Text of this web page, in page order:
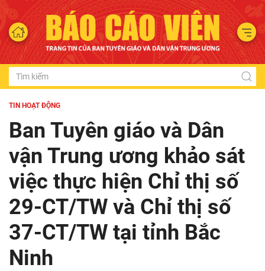
TIN HOẠT ĐỘNG
Ban Tuyên giáo và Dân
vận Trung ương khảo sát
việc thực hiện Chỉ thị số
29-CT/TW và Chỉ thị số
37-CT/TW tại tỉnh Bắc
Ninh